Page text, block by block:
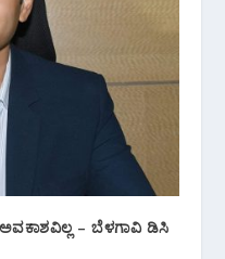
– ಬೆಳಗಾವಿ ಡಿಸಿ